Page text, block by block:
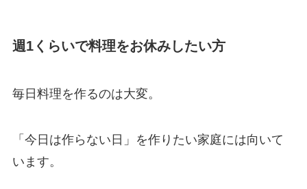
週1くらいで料理をお休みしたい方
毎日料理を作るのは大変。
「今日は作らない日」を作りたい家庭には向いて
います。